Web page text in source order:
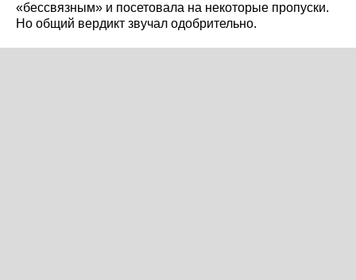
«бессвязным» и посетовала на некоторые пропуски.
Но общий вердикт звучал одобрительно.